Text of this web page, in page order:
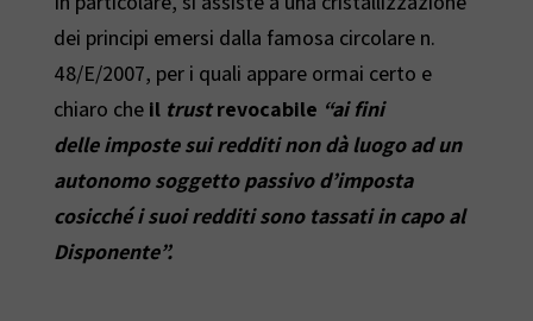
dei principi emersi dalla famosa circolare n.
48/E/2007, per i quali appare ormai certo e
chiaro che il trustrevocabile “ai fini
delle imposte sui redditi non dà luogo ad un
autonomo soggetto passivo d’imposta
cosicché i suoi redditi sono tassati in capo al
Disponente”.